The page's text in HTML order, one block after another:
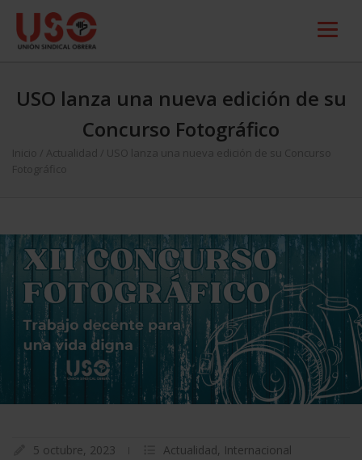
USO lanza una nueva edición de su
Concurso Fotográfico
Inicio Actualidad
USO lanza una nueva edición de su Concurso
Fotográfico
5 octubre, 2023 Actualidad, Internacional